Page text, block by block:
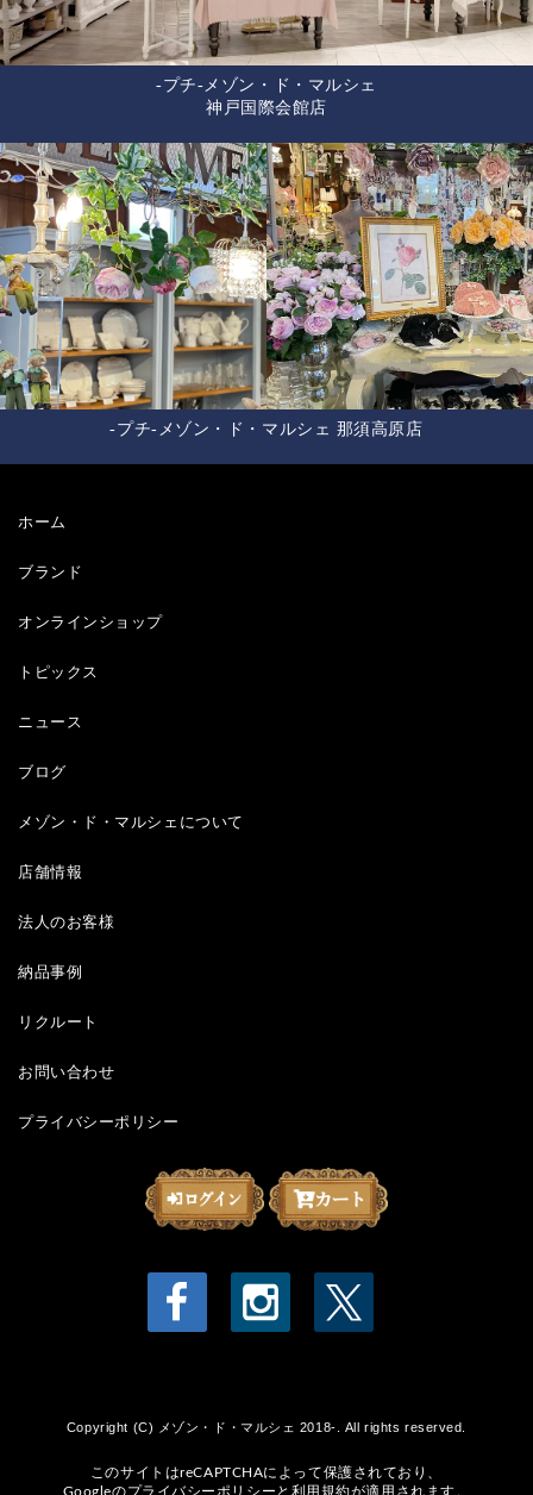
-プチ-メゾン・ド・マルシェ
神戸国際会館店
-プチ-メゾン・ド・マルシェ 那須高原店
ホーム
ブランド
オンラインショップ
トピックス
ニュース
ブログ
メゾン・ド・マルシェについて
店舗情報
法人のお客様
納品事例
リクルート
お問い合わせ
プライバシーポリシー
Copyright (C) メゾン・ド・マルシェ 2018-. All rights reserved.
このサイトはreCAPTCHAによって保護されており、
Googleのプライバシーポリシー と 利用規約が適用されます。